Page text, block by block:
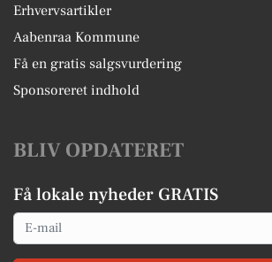
Erhvervsartikler
Aabenraa Kommune
Få en gratis salgsvurdering
Sponsoreret indhold
BLIV OPDATERET
Få lokale nyheder GRATIS
Email